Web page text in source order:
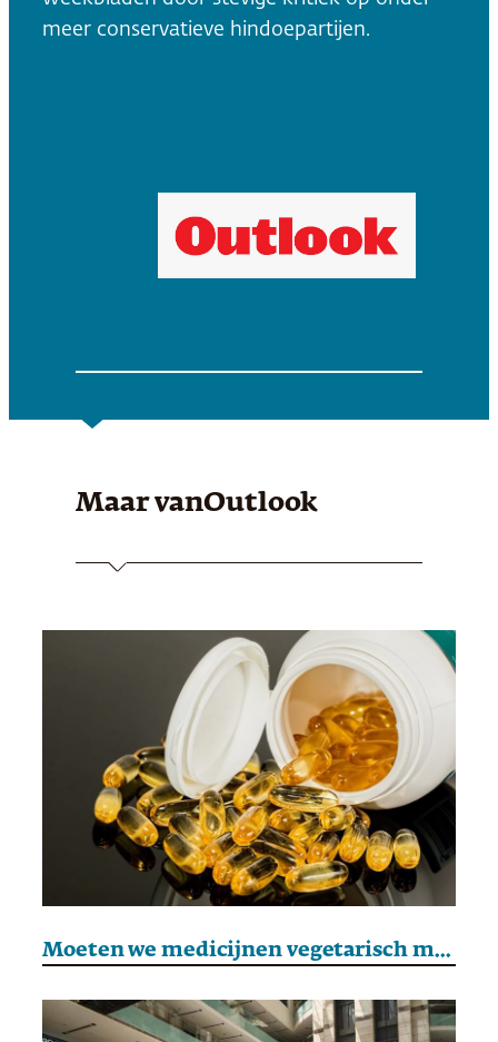
meer conservatieve hindoepartijen.
Maar vanOutlook
Moeten we medicijnen vegetarisch maken?